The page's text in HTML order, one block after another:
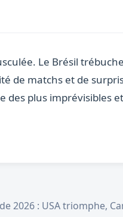
Le Brésil
de matchs et de
des plus imprévisibles